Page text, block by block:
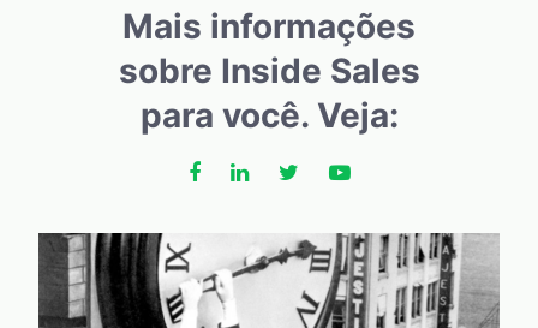
Mais informações
sobre Inside Sales
para você. Veja: